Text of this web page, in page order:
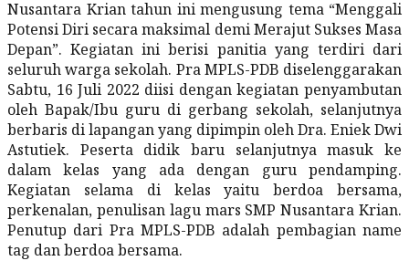
Nusantara Krian tahun ini mengusung tema “Menggali
Potensi Diri secara maksimal demi Merajut Sukses Masa
Depan”. Kegiatan ini berisi panitia yang terdiri dari
seluruh warga sekolah. Pra MPLS-PDB diselenggarakan
Sabtu, 16 Juli 2022 diisi dengan kegiatan penyambutan
oleh Bapak/Ibu guru di gerbang sekolah, selanjutnya
berbaris di lapangan yang dipimpin oleh Dra. Eniek Dwi
Astutiek. Peserta didik baru selanjutnya masuk ke
dalam kelas yang ada dengan guru pendamping.
Kegiatan selama di kelas yaitu berdoa bersama,
perkenalan, penulisan lagu mars SMP Nusantara Krian.
Penutup dari Pra MPLS-PDB adalah pembagian name
tag dan berdoa bersama.